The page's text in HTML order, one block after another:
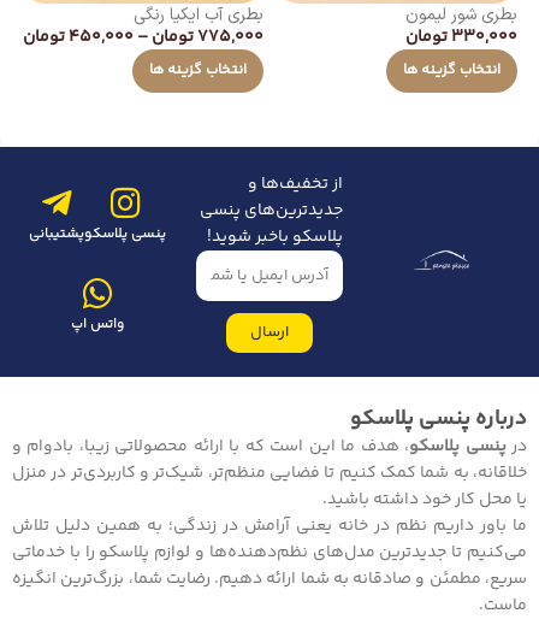
بطری شور لیمون
330,000تومان
انتخاب گزینه ها
بطری آب ایکیا رنگی
775,000تومان–
450,000تومان
انتخاب گزینه ها
از تخفیف‌ها و
جدیدترین‌های پنسی
پلاسکو باخبر شوید!
ارسال
پنسی پلاسکوپشتیبانی
واتس اپ
درباره پنسی پلاسکو
درپنسی پلاسکو، هدف ما این است که با ارائه محصولاتی زیبا، بادوام و
خلاقانه، به شما کمک کنیم تا فضایی منظم‌تر، شیک‌تر و کاربردی‌تر در منزل
یا محل کار خود داشته باشید.
ما باور داریم نظم در خانه یعنی آرامش در زندگی؛ به همین دلیل تلاش
می‌کنیم تا جدیدترین مدل‌های نظم‌دهنده‌ها و لوازم پلاسکو را با خدماتی
سریع، مطمئن و صادقانه به شما ارائه دهیم. رضایت شما، بزرگ‌ترین انگیزه
ماست.